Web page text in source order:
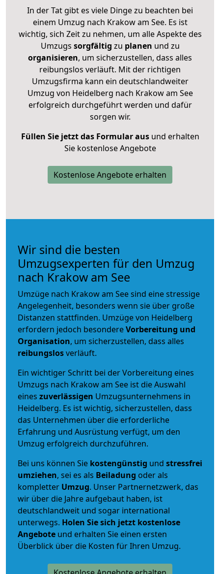
In der Tat gibt es viele Dinge zu beachten bei
einem Umzug nach Krakow am See. Es ist
wichtig, sich Zeit zu nehmen, um alle Aspekte des
Umzugs sorgfältig zu planen und zu
organisieren, um sicherzustellen, dass alles
reibungslos verläuft. Mit der richtigen
Umzugsfirma kann ein deutschlandweiter
Umzug von Heidelberg nach Krakow am See
erfolgreich durchgeführt werden und dafür
sorgen wir.
Füllen Sie jetzt das Formular ausund erhalten
Sie kostenlose Angebote
Kostenlose Angebote erhalten
Wir sind die besten
Umzugsexperten für den Umzug
nach Krakow am See
Umzüge nach Krakow am See sind eine stressige
Angelegenheit, besonders wenn sie über große
Distanzen stattfinden. Umzüge von Heidelberg
erfordern jedoch besondereVorbereitung und
Organisation, um sicherzustellen, dass alles
reibungslosverläuft.
Ein wichtiger Schritt bei der Vorbereitung eines
Umzugs nach Krakow am See ist die Auswahl
eines zuverlässigen Umzugsunternehmens in
Heidelberg. Es ist wichtig, sicherzustellen, dass
das Unternehmen über die erforderliche
Erfahrung und Ausrüstung verfügt, um den
Umzug erfolgreich durchzuführen.
Bei uns können Sie kostengünstig und stressfrei
umziehen, sei es als Beiladung oder als
kompletter Umzug. Unser Partnernetzwerk, das
wir über die Jahre aufgebaut haben, ist
deutschlandweit und sogar international
unterwegs. Holen Sie sich jetzt kostenlose
Angebote und erhalten Sie einen ersten
Überblick über die Kosten für Ihren Umzug.